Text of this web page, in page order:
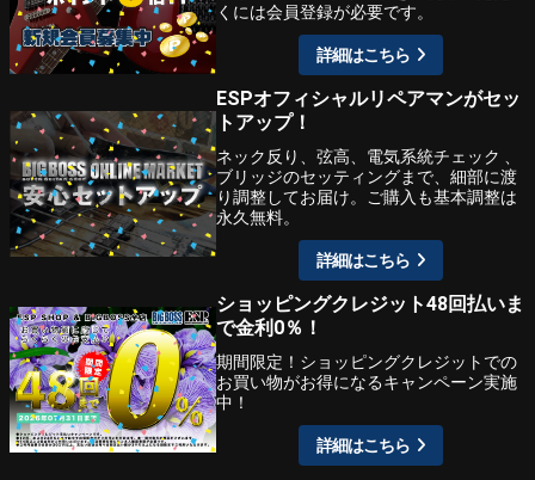
くには会員登録が必要です。
詳細はこちら
ESPオフィシャルリペアマンがセッ
トアップ！
ネック反り、弦高、電気系統チェック 、
ブリッジのセッティングまで、細部に渡
り調整してお届け。ご購入も基本調整は
永久無料。
詳細はこちら
ショッピングクレジット48回払いま
で金利0％！
期間限定！ショッピングクレジットでの
お買い物がお得になるキャンペーン実施
中！
詳細はこちら